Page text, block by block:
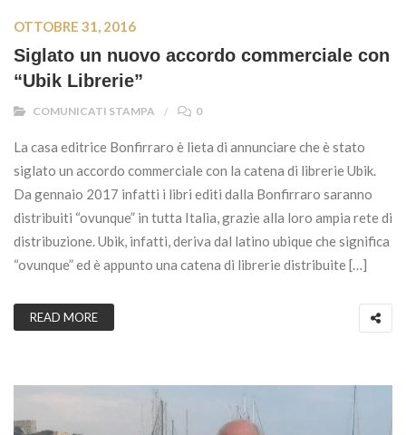
OTTOBRE 31, 2016
Siglato un nuovo accordo commerciale con
“Ubik Librerie”
COMUNICATI STAMPA 0
La casa editrice Bonfirraro è lieta di annunciare che è stato
siglato un accordo commerciale con la catena di librerie Ubik.
Da gennaio 2017 infatti i libri editi dalla Bonfirraro saranno
distribuiti “ovunque” in tutta Italia, grazie alla loro ampia rete di
distribuzione. Ubik, infatti, deriva dal latino ubique che significa
“ovunque” ed è appunto una catena di librerie distribuite […]
READ MORE